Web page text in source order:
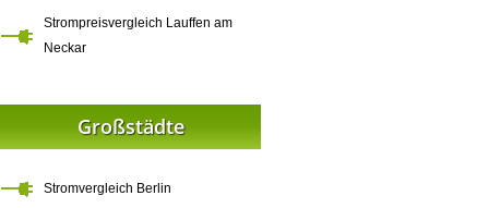
Strompreisvergleich Lauffen am
Neckar
Großstädte
Stromvergleich Berlin